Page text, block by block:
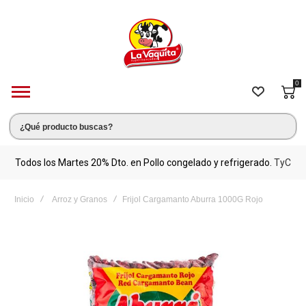
0
Todos los Martes 20% Dto. en Pollo congelado y refrigerado. TyC
Inicio Arroz y Granos Frijol Cargamanto Aburra 1000G Rojo